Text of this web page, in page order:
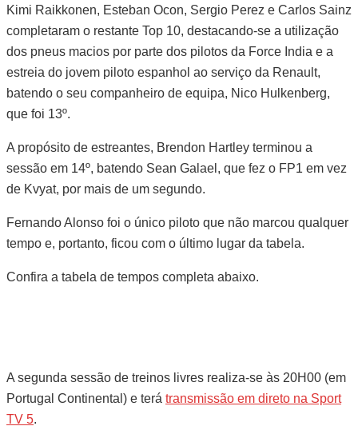
Kimi Raikkonen, Esteban Ocon, Sergio Perez e Carlos Sainz
completaram o restante Top 10, destacando-se a utilização
dos pneus macios por parte dos pilotos da Force India e a
estreia do jovem piloto espanhol ao serviço da Renault,
batendo o seu companheiro de equipa, Nico Hulkenberg,
que foi 13º.
A propósito de estreantes, Brendon Hartley terminou a
sessão em 14º, batendo Sean Galael, que fez o FP1 em vez
de Kvyat, por mais de um segundo.
Fernando Alonso foi o único piloto que não marcou qualquer
tempo e, portanto, ficou com o último lugar da tabela.
Confira a tabela de tempos completa abaixo.
A segunda sessão de treinos livres realiza-se às 20H00 (em
Portugal Continental) e terá transmissão em direto na Sport
TV 5.